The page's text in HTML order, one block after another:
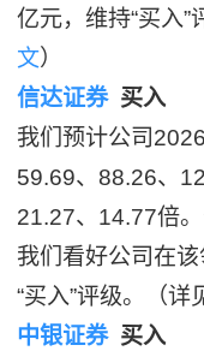
亿元，维持“买入
文）
信达证券买入
我们预计公司
59.69、88.26、
21.27、14.77倍
我们看好公司在
“买入”评级。（详
中银证券买入